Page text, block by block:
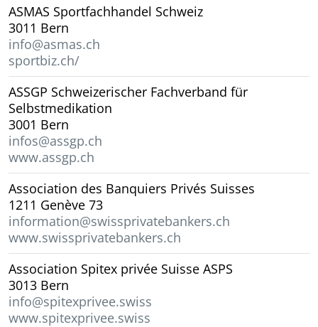
ASMAS Sportfachhandel Schweiz
3011 Bern
info@asmas.ch
sportbiz.ch/
ASSGP Schweizerischer Fachverband für
Selbstmedikation
3001 Bern
infos@assgp.ch
www.assgp.ch
Association des Banquiers Privés Suisses
1211 Genève 73
information@swissprivatebankers.ch
www.swissprivatebankers.ch
Association Spitex privée Suisse ASPS
3013 Bern
info@spitexprivee.swiss
www.spitexprivee.swiss